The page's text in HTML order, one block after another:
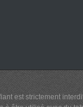
est strictement